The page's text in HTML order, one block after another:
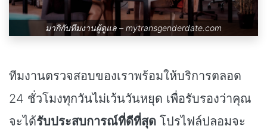
มากิกับทีมงานผู้ดูแล – mytransgenderdate.com
ทีมงานตรวจสอบของเราพร้อมให้บริการตลอด
24 ชั่วโมงทุกวันไม่เว้นวันหยุด เพื่อรับรองว่าคุณ
จะได้รับประสบการณ์ที่ดีที่สุด โปรไฟล์ปลอมจะ